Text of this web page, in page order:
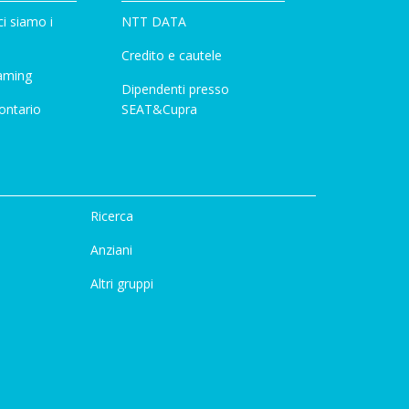
siamo i
NTT DATA
Credito e cautele
Dipendenti presso
SEAT&Cupra
Ricerca
Anziani
Altri gruppi